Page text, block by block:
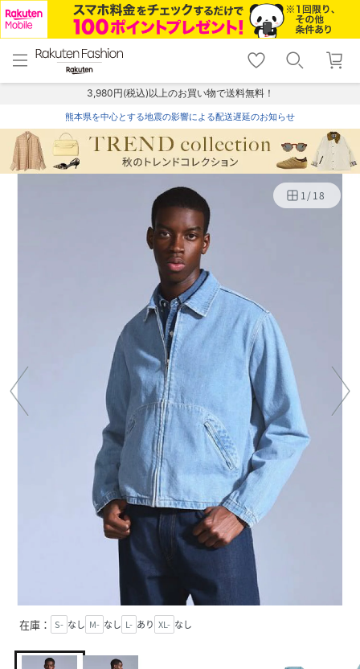
menu home
トップ
shopping_cart lock_outline
ログイン
3,980円(税込)以上のお買い物で送料無料！
熊本県を中心とする地震の影響による配送遅延のお知らせ
1/18
在庫： S- なし M- なし L- あり XL- なし